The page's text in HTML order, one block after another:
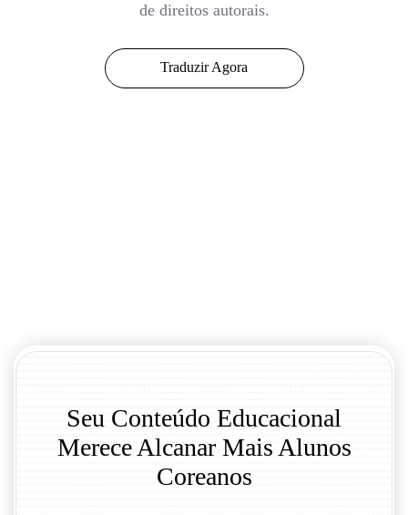
de direitos autorais.
Traduzir Agora
Seu Conteúdo Educacional
Merece Alcanar Mais Alunos
Coreanos